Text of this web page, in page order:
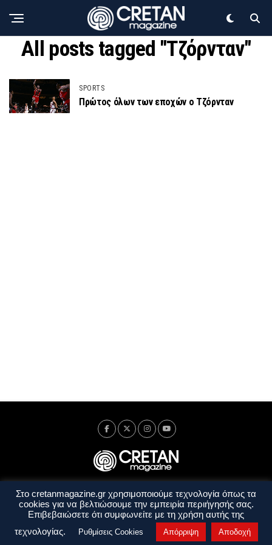
All posts tagged "Τζόρνταν"
SPORTS
Πρώτος όλων των εποχών ο Τζόρνταν
Ταυτότητα Πολιτική Απορρήτου
Όροι Χρήσης
Όροι και Προϋποθέσεις
Στο cretanmagazine.gr χρησιμοποιούμε τεχνολογία όπως τα
cookies για να βελτιώσουμε την εμπειρία περιήγησής σας.
Επιβεβαιώσετε ότι συμφωνείτε με τη χρήση αυτής της
τεχνολογίας.
Ρυθμίσεις Cookies Απόρριψη Αποδοχή